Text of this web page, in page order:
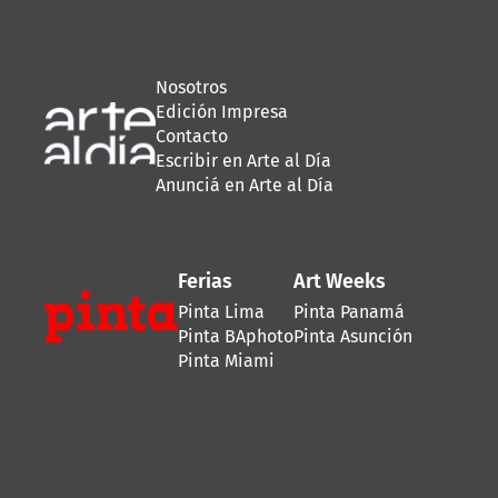
Nosotros
Edición Impresa
Contacto
Escribir en Arte al Día
Anunciá en Arte al Día
Ferias
Pinta Lima
Pinta BAphoto
Pinta Miami
Art Weeks
Pinta Panamá
Pinta Asunción